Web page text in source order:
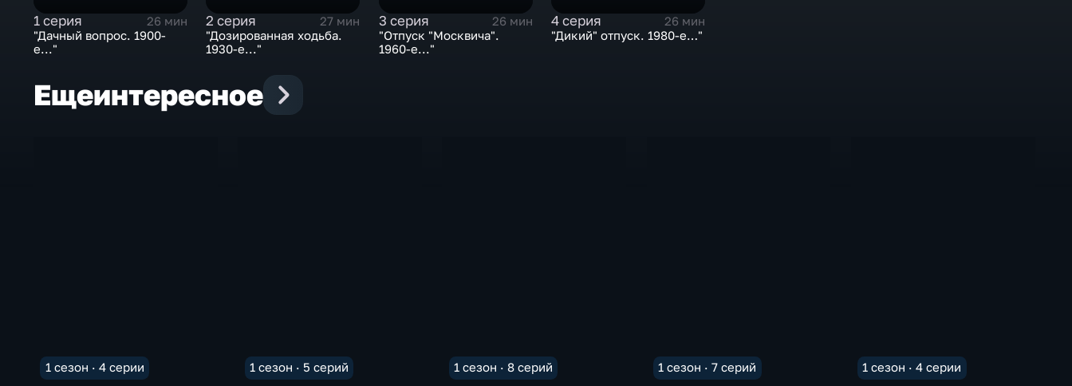
1 серия
26 мин
"Дачный вопрос. 1900-
е..."
2 серия
27 мин
"Дозированная ходьба.
1930-е..."
3 серия
26 мин
"Отпуск "Москвича".
1960-е..."
4 серия
26 мин
"Дикий" отпуск. 1980-е…"
Ещеинтересное
1 сезон · 4 серии 1 сезон · 5 серий 1 сезон · 8 серий 1 сезон · 7 серий 1 сезон · 4 серии